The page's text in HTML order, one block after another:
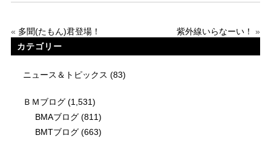
« 多聞(たもん)君登場！ 紫外線いらなーい！
»
カテゴリー
ニュース＆トピックス (83)
ＢＭブログ(1,531)
BMAブログ(811)
BMTブログ(663)